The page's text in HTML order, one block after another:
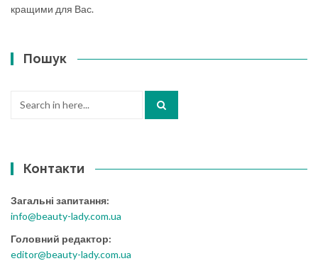
кращими для Вас.
Пошук
Контакти
Загальні запитання:
info@beauty-lady.com.ua
Головний редактор:
editor@beauty-lady.com.ua